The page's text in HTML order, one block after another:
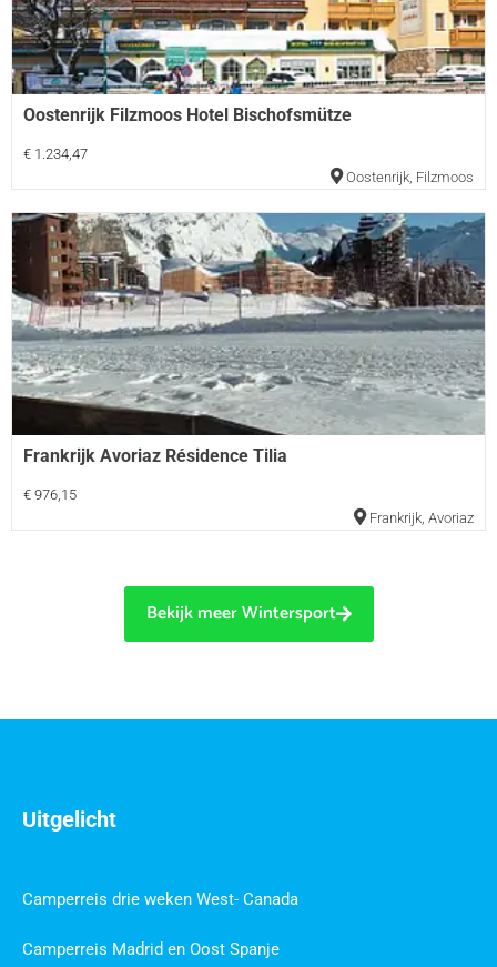
Oostenrijk Filzmoos Hotel Bischofsmütze
€ 1.234,47
Oostenrijk, Filzmoos
Frankrijk Avoriaz Résidence Tilia
€ 976,15
Frankrijk, Avoriaz
Bekijk meer Wintersport
Uitgelicht
Camperreis drie weken West- Canada
Camperreis Madrid en Oost Spanje